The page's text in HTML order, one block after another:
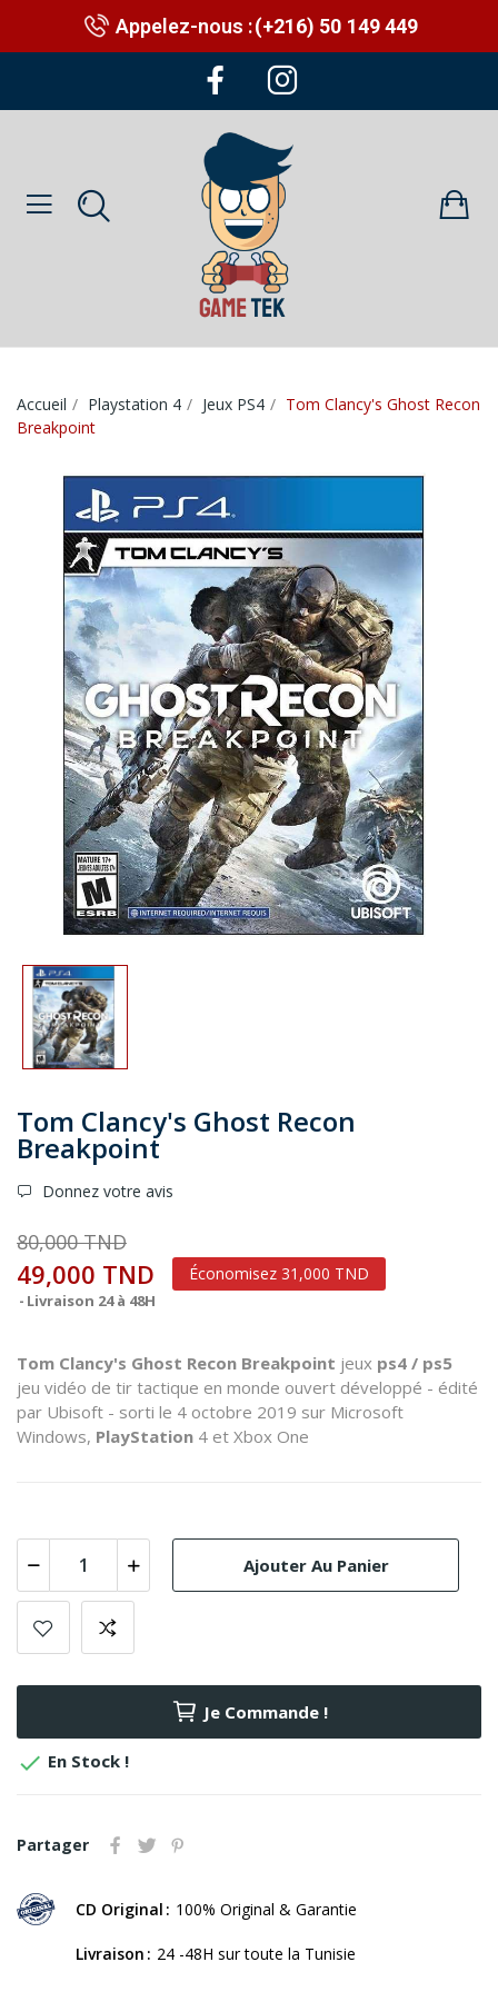
Appelez-nous :(+216) 50 149 449
Accueil Playstation 4 Jeux PS4
Tom Clancy's Ghost Recon
Breakpoint
Tom Clancy's Ghost Recon
Breakpoint
Donnez votre avis
80,000 TND
49,000 TND Économisez 31,000 TND
Livraison 24 à 48H
Tom Clancy's Ghost Recon Breakpoint jeux ps4 / ps5
jeu vidéo de tir tactique en monde ouvert développé - édité
par Ubisoft - sorti le 4 octobre 2019 sur Microsoft
Windows, PlayStation 4 et Xbox One
Ajouter Au Panier
Je Commande !
 En Stock !
Partager
CD Original 100% Original & Garantie
Livraison 24 -48H sur toute la Tunisie